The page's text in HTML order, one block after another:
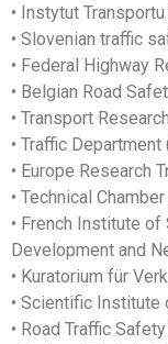
• Instytut
• Slovenian traffic
• Federal Highway
• Belgian Road
• Transport
• Traffic
• Europe Research
• Technical
• French Institute
Development and
• Kuratorium für
• Scientific Institute
• Road Traffic